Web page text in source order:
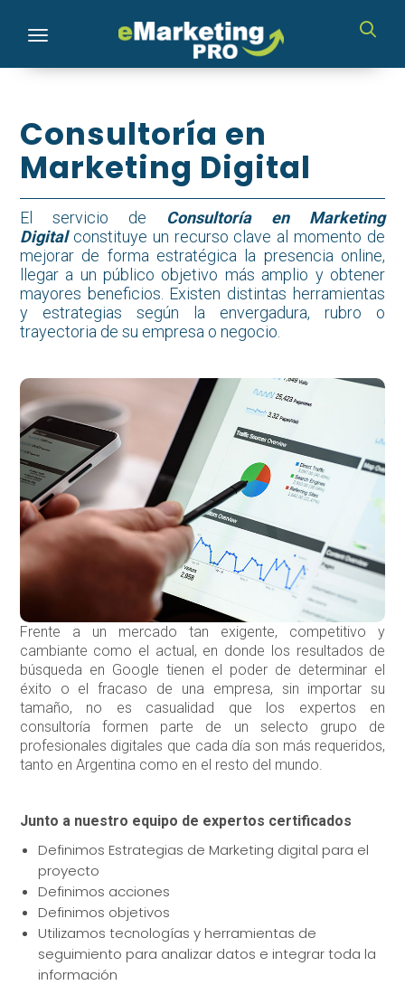
Toggle navigation
Consultoría en
Marketing Digital
El servicio de Consultoría en Marketing
Digitalconstituye un recurso clave al momento de
mejorar de forma estratégica la presencia online,
llegar a un público objetivo más amplio y obtener
mayores beneficios. Existen distintas herramientas
y estrategias según
la envergadura, rubro o
trayectoria de su empresa o negocio.
Frente a un mercado tan exigente, competitivo y
cambiante como el actual, en donde los resultados de
búsqueda en Google tienen el poder de determinar el
éxito o el fracaso de una empresa, sin importar su
tamaño, no es casualidad que los expertos en
consultoría formen parte de un selecto grupo de
profesionales digitales que cada día son más requeridos,
tanto en Argentina como en el resto del mundo.
Junto a nuestro equipo de expertos certificados
Definimos Estrategias de Marketing digital para el
proyecto
Definimos acciones
Definimos objetivos
Utilizamos tecnologías y herramientas de
seguimiento para analizar datos e integrar toda la
información